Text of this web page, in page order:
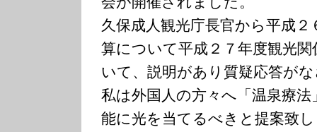
久保成人観光庁長官から平成２
算について平成２７年度観光
いて、説明があり質疑応答が
私は外国人の方々へ「温泉療
能に光を当てるべきと提案致